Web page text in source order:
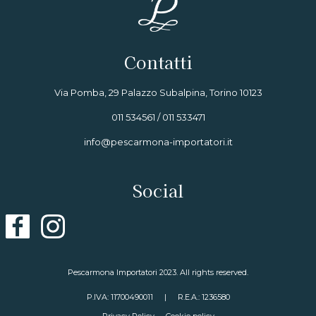
Contatti
Via Pomba, 29 Palazzo Subalpina, Torino 10123
011 534561 / 011 533471
info@pescarmona-importatori.it
Social
Pescarmona Importatori 2023. All rights reserved.
P.IVA: 11700490011 |
R.E.A.: 1236580